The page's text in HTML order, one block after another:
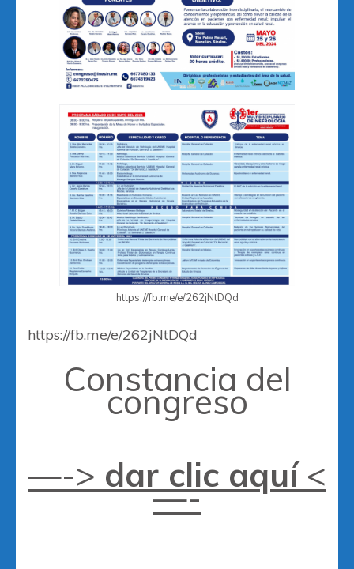
https://fb.me/e/262jNtDQd
https://fb.me/e/262jNtDQd
Constancia del
congreso
—-> dar clic aquí<
—-